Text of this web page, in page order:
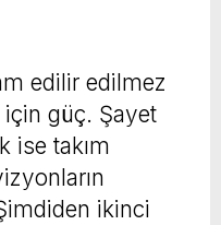
edilir edilmez
için güç. Şayet
ise takım
ikinci